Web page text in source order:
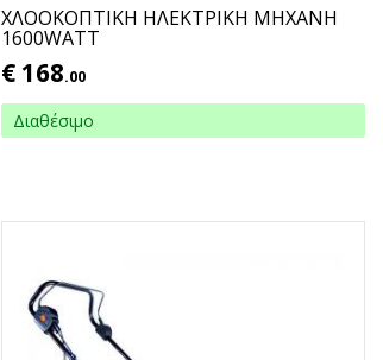
ΧΛΟΟΚΟΠΤΙΚΗ ΗΛΕΚΤΡΙΚΗ ΜΗΧΑΝΗ
1600WATT
€ 168.00
Διαθέσιμο